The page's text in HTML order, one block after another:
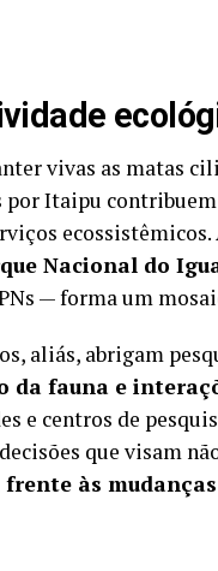
vivas as matas
por Itaipu
Nacional do
— forma um
aliás, abrigam
da fauna e
e centros de
que visam
às